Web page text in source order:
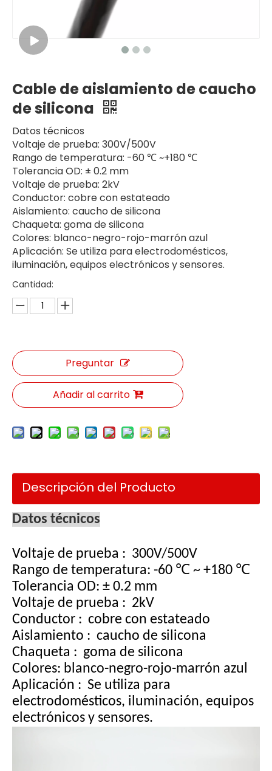
Cable de aislamiento de caucho
de silicona
Datos técnicos
Voltaje de prueba: 300V/500V
Rango de temperatura: -60 ℃ ~+180 ℃
Tolerancia OD: ± 0.2 mm
Voltaje de prueba: 2kV
Conductor: cobre con estateado
Aislamiento: caucho de silicona
Chaqueta: goma de silicona
Colores: blanco-negro-rojo-marrón azul
Aplicación: Se utiliza para electrodomésticos,
iluminación, equipos electrónicos y sensores.
Cantidad:
Preguntar
Añadir al carrito
Descripción del Producto
Datos técnicos
Voltaje de prueba : 300V/500V
Rango de temperatura: -60 ℃ ~ +180 ℃
Tolerancia OD: ± 0.2 mm
Voltaje de prueba : 2kV
Conductor : cobre con estateado
Aislamiento : caucho de silicona
Chaqueta : goma de silicona
Colores: blanco-negro-rojo-marrón azul
Aplicación : Se utiliza para
electrodomésticos, iluminación, equipos
electrónicos y sensores.